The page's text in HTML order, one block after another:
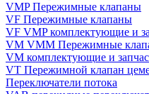
VMP Пережимные клапаны
VF Пережимные клапаны
VF VMP комплектующие и
VM VMM Пережимные
VM комплектующие и
VT Пережимной клапан
Переключатели потока